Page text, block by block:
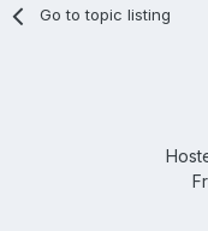
Go to topic listing